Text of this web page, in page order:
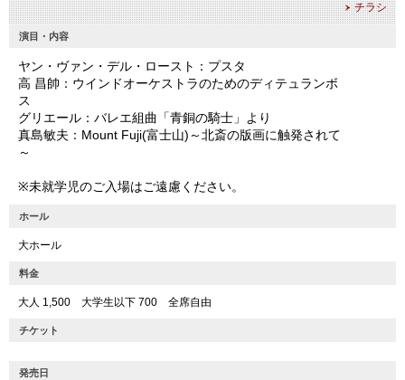
チラシ
演目・内容
ヤン・ヴァン・デル・ロースト：プスタ
高 昌帥：ウインドオーケストラのためのディテュランボ
ス
グリエール：バレエ組曲「青銅の騎士」より
真島敏夫：Mount Fuji(富士山)～北斎の版画に触発されて
～
※未就学児のご入場はご遠慮ください。
ホール
大ホール
料金
大人 1,500 大学生以下 700 全席自由
チケット
発売日